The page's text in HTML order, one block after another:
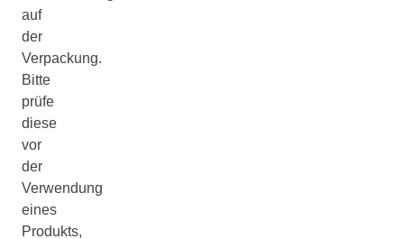
auf
der
Verpackung.
Bitte
prüfe
diese
vor
der
Verwendung
eines
Produkts,